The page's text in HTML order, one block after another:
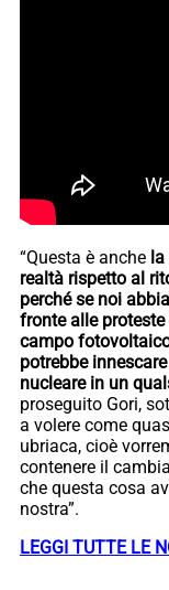
“Questa è anche la
realtà rispetto al
perché se noi
fronte alle
campo
potrebbe
nucleare in un
proseguito Gori,
a volere come
ubriaca, cioè
contenere il
che questa cosa
nostra”.
LEGGI TUTTE LE